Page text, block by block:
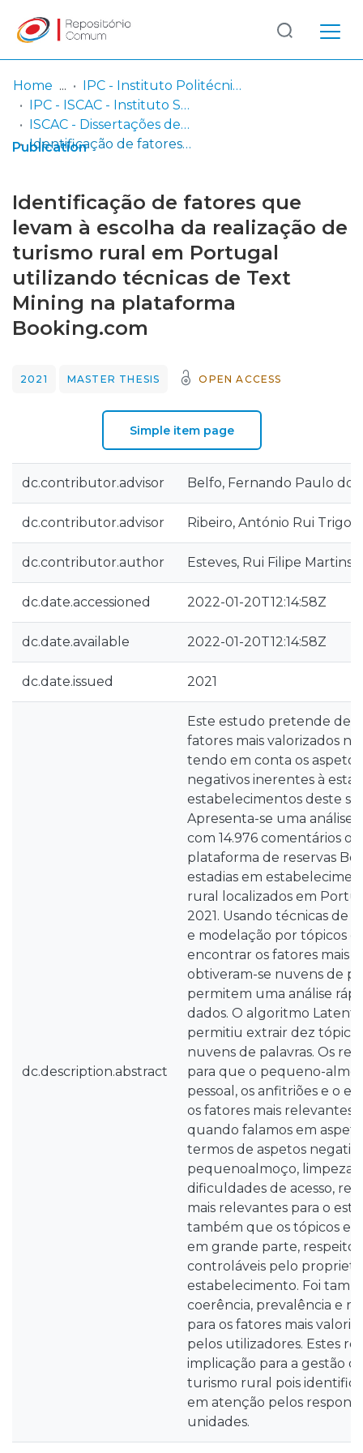
Communities
& Collections
Statistics
Log
In
(current)
Home
IPC - Instituto Politécnico de Coimbra
IPC - ISCAC - Instituto Superior de Contabilidade e Administração de Coimbra
ISCAC - Dissertações de Mestrado
Identificação de fatores que levam à escolha da realização de turismo rural em Portugal utilizando técnicas de Text Mining na plataforma Booking.com
Publication
Identificação de fatores que
levam à escolha da realização de
turismo rural em Portugal
utilizando técnicas de Text
Mining na plataforma
Booking.com
2021 MASTER THESIS OPEN ACCESS
Simple item page
dc.contributor.advisor Belfo, Fernando Paulo
dc.contributor.advisor Ribeiro, António Rui Trigo
dc.contributor.author Esteves, Rui Filipe Martins
dc.date.accessioned 2022-01-20T12:14:58Z
dc.date.available 2022-01-20T12:14:58Z
dc.date.issued 2021
dc.description.abstract
Este estudo pretende
fatores mais valorizados
tendo em conta os aspetos
negativos inerentes à
estabelecimentos deste
Apresenta-se uma análise
com 14.976 comentários
plataforma de reservas
estadias em
rural localizados em
2021. Usando técnicas de
e modelação por tópicos
encontrar os fatores mais
obtiveram-se nuvens de
permitem uma análise
dados. O algoritmo Latent
permitiu extrair dez
nuvens de palavras. Os
para que o pequeno-
pessoal, os anfitriões e o
os fatores mais relevantes
quando falamos em
termos de aspetos
pequenoalmoço, limpeza
dificuldades de acesso,
mais relevantes para o
também que os tópicos
em grande parte, respeito
controláveis pelo
estabelecimento. Foi
coerência, prevalência e
para os fatores mais
pelos utilizadores. Estes
implicação para a gestão
turismo rural pois
em atenção pelos
unidades.